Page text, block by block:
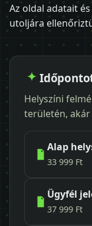
Az oldal adatait
utoljára
Helyszíni
területén,
Alap
33 999 Ft
Ügyfél
37 999 Ft